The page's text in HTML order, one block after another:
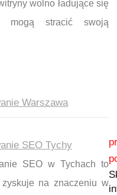
wolno ładujące się
mogą stracić swoją
Warszawa
SEO Tychy
SEO w Tychach to
zyskuje na znaczeniu w